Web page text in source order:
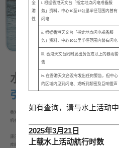
水上活动中心
引言
香港四面环海，为水上活动提供了一个乐趣无穷的园地。为了
机会享受水上活动带来的乐趣，透过参与各项训练课程来改进
康乐及文化事务署在新界及香港设有五个水上活动中心，分别
库的创兴水上活动中心、位于赤柱正滩泳滩旁的赤柱正滩水上
全
港
性
i. 根据香港天文台「指定地点闪电戒备服
务」资料，中心10至15公里半径范围内曾有
闪电
ii. 根据香港天文台「指定地点闪电戒备服
务」资料，中心10公里半径范围内曾有闪电
iii. 香港天文台同时发出黄色或以上的暴雨警
告
iv. 在香港天文台没有发出任何警告，但中心
的区域内见到闪电、或听到频密及巨响雷声
如有查询，请与水上活动中
2025年3月21日
上载水上活动航行时数